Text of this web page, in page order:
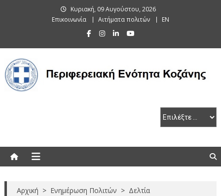
Κυριακή, 09 Αυγούστου, 2026
Επικοινωνία
Αιτήματα πολιτών EN
Αρχική > Ενημέρωση Πολιτών > Δελτία